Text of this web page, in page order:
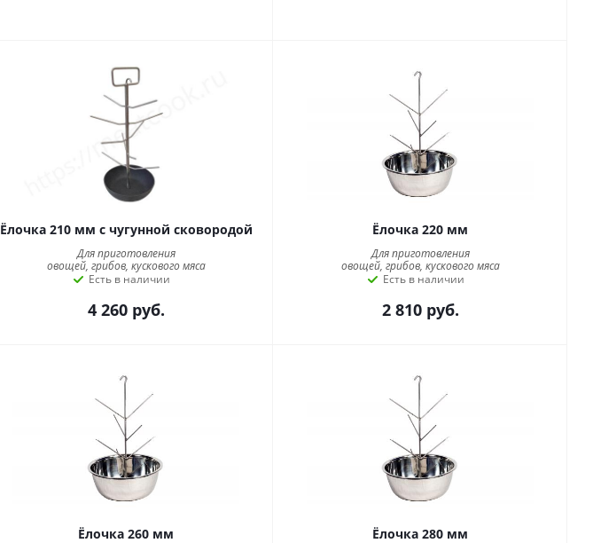
Ёлочка 210 мм с чугунной сковородой
Для приготовления
овощей, грибов, кускового мяса
Есть в наличии
4 260руб.
Ёлочка 220 мм
Для приготовления
овощей, грибов, кускового мяса
Есть в наличии
2 810руб.
Ёлочка 260 мм Ёлочка 280 мм